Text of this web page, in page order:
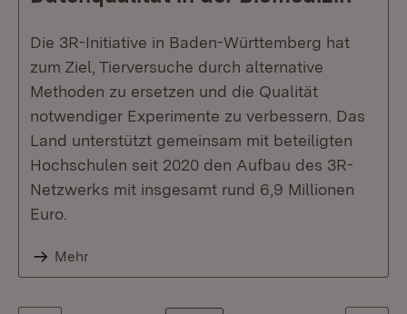
Die 3R-Initiative in Baden-Württemberg hat
zum Ziel, Tierversuche durch alternative
Methoden zu ersetzen und die Qualität
notwendiger Experimente zu verbessern. Das
Land unterstützt gemeinsam mit beteiligten
Hochschulen seit 2020 den Aufbau des 3R-
Netzwerks mit insgesamt rund 6,9 Millionen
Euro.
Mehr